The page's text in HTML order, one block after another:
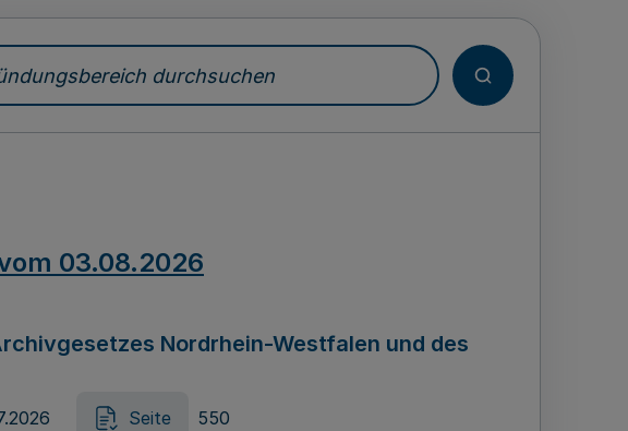
durchsuchen
03.08.2026
Nordrhein-Westfalen und des
Seite 550